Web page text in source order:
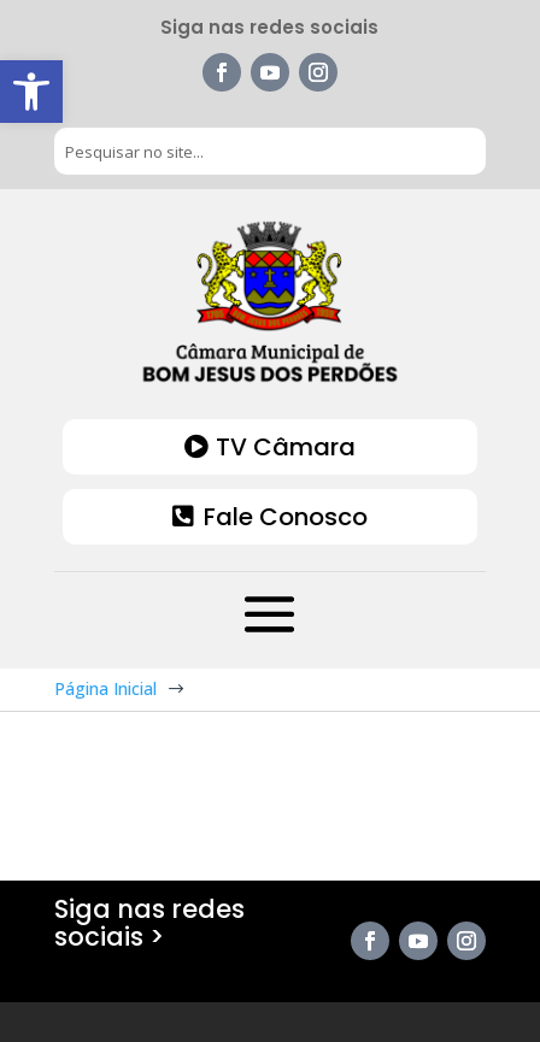
Barra de Ferramentas Aberta
Siga nas redes sociais
TV Câmara
Fale Conosco
Página Inicial $
Siga nas redes
sociais >